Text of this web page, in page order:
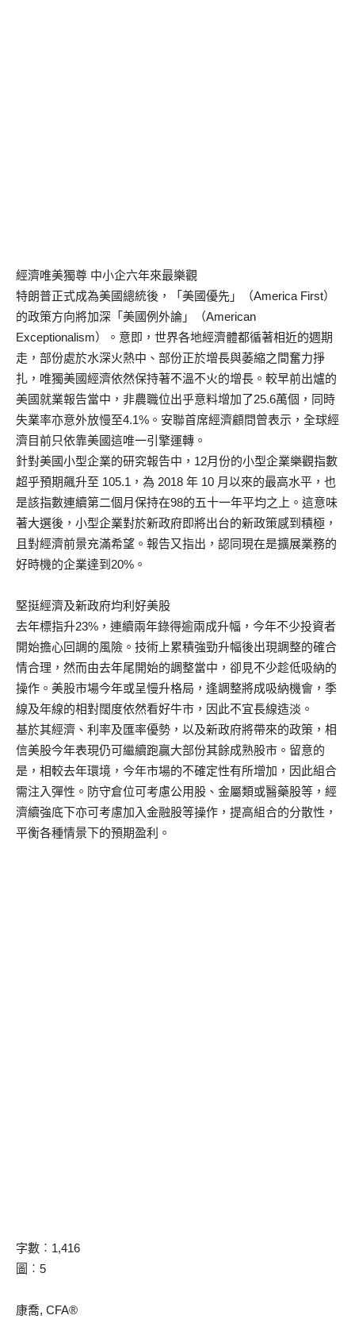
經濟唯美獨尊 中小企六年來最樂觀
特朗普正式成為美國總統後，「美國優先」（America First）
的政策方向將加深「美國例外論」（American
Exceptionalism）。意即，世界各地經濟體都循著相近的週期
走，部份處於水深火熱中、部份正於增長與萎縮之間奮力掙
扎，唯獨美國經濟依然保持著不溫不火的增長。較早前出爐的
美國就業報告當中，非農職位出乎意料增加了25.6萬個，同時
失業率亦意外放慢至4.1%。安聯首席經濟顧問曾表示，全球經
濟目前只依靠美國這唯一引擎運轉。
針對美國小型企業的研究報告中，12月份的小型企業樂觀指數
超乎預期飆升至 105.1，為 2018 年 10 月以來的最高水平，也
是該指數連續第二個月保持在98的五十一年平均之上。這意味
著大選後，小型企業對於新政府即將出台的新政策感到積極，
且對經濟前景充滿希望。報告又指出，認同現在是擴展業務的
好時機的企業達到20%。
堅挺經濟及新政府均利好美股
去年標指升23%，連續兩年錄得逾兩成升幅，今年不少投資者
開始擔心回調的風險。技術上累積強勁升幅後出現調整的確合
情合理，然而由去年尾開始的調整當中，卻見不少趁低吸納的
操作。美股市場今年或呈慢升格局，逢調整將成吸納機會，季
線及年線的相對闊度依然看好牛市，因此不宜長線造淡。
基於其經濟、利率及匯率優勢，以及新政府將帶來的政策，相
信美股今年表現仍可繼續跑贏大部份其餘成熟股市。留意的
是，相較去年環境，今年市場的不確定性有所增加，因此組合
需注入彈性。防守倉位可考慮公用股、金屬類或醫藥股等，經
濟續強底下亦可考慮加入金融股等操作，提高組合的分散性，
平衡各種情景下的預期盈利。
字數︰1,416
圖︰5
康喬, CFA®